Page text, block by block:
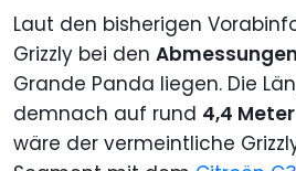
Laut den bisherigen
Grizzly bei den Abmessungen
Grande Panda liegen. Die
demnach auf rund 4,4 Meter
wäre der vermeintliche